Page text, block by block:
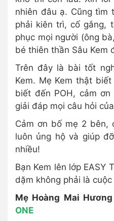
nhiên đâu ạ. Cũng tìm
phải kiên trì, cố gắng,
phục mọi người (ông
bé thiên thần Sâu Kem
Trên đây là bài tốt
Kem. Mẹ Kem thật
biết đến POH, cảm ơn
giải đáp mọi câu hỏi
Cảm ơn bố mẹ 2 bên,
luôn ủng hộ và giúp
nhiều!
Bạn Kem lên lớp EASY
dặm không phải là cuộc
Mẹ Hoàng Mai
ONE